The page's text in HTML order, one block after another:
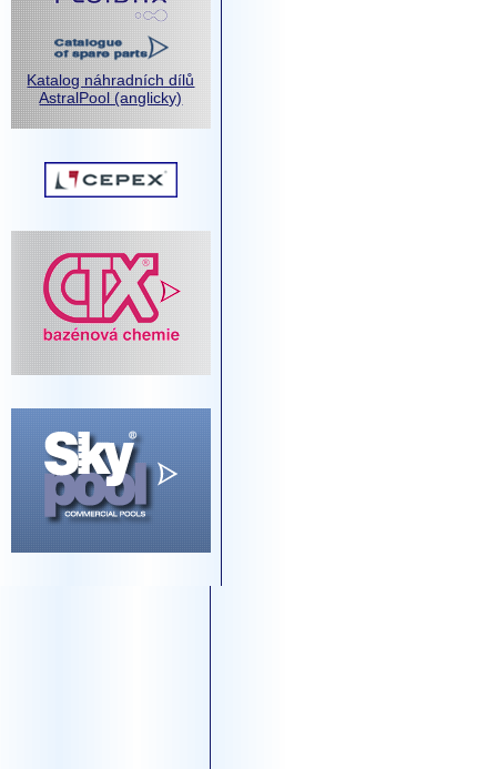
Katalog náhradních dílů
AstralPool (anglicky)